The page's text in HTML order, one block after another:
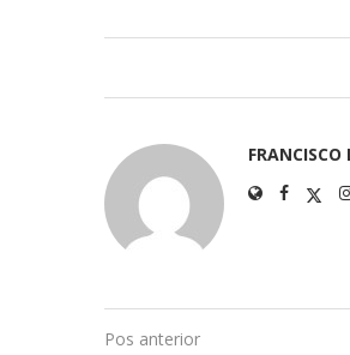
FRANCISCO
Pos anterior